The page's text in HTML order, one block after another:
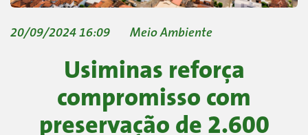
20/09/2024 16:09 Meio Ambiente
Usiminas reforça
compromisso com
preservação de 2.600